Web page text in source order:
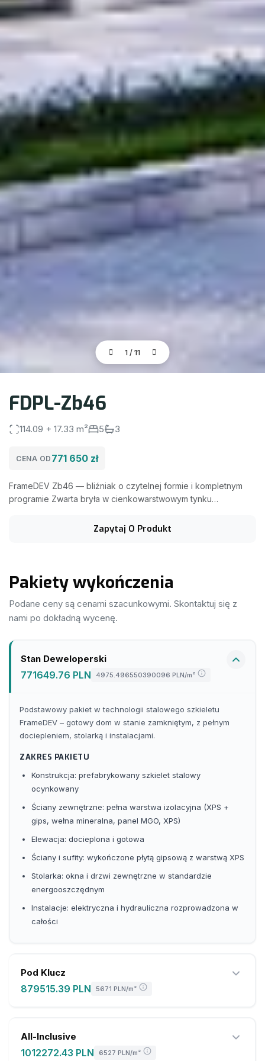
1 /11
FDPL-Zb46
114.09 + 17.33 m² 5 3
CENA OD 771 650 zł
FrameDEV Zb46 — bliźniak o czytelnej formie i kompletnym
programie Zwarta bryła w cienkowarstwowym tynku
wydłużony, by stworzyć zadaszony taras chroniący przed
po prawej otwarta strefa dzienna (kuchnia, jadalnia, salon), po
lewej łazienka dla gości, gabinet od ogrodu oraz przejście do
garażu i PG. Poddasze mieści cztery pokoje — jeden z własną
garderobą i łazienką — oraz centralną, dużą łazienkę z
propozycja zabudowy bliźniaczej: spokojna estetyka,
osłonięta strefa tarasu i pełny, rodzinny program pomieszczeń.
Zapytaj O Produkt
Pakiety wykończenia
Podane ceny są cenami szacunkowymi. Skontaktuj się z
nami po dokładną wycenę.
Stan Deweloperski
771649.76 PLN 4975.496550390096 PLN/m²
Podstawowy pakiet w technologii stalowego szkieletu
FrameDEV – gotowy dom w stanie zamkniętym, z pełnym
dociepleniem, stolarką i instalacjami.
ZAKRES PAKIETU
Konstrukcja: prefabrykowany szkielet stalowy
ocynkowany
Ściany zewnętrzne: pełna warstwa izolacyjna (XPS +
gips, wełna mineralna, panel MGO, XPS)
Elewacja: docieplona i gotowa
Ściany i sufity: wykończone płytą gipsową z warstwą XPS
Stolarka: okna i drzwi zewnętrzne w standardzie
energooszczędnym
Instalacje: elektryczna i hydrauliczna rozprowadzona w
całości
Pod Klucz
879515.39 PLN 5671 PLN/m²
All-Inclusive
1012272.43 PLN 6527 PLN/m²